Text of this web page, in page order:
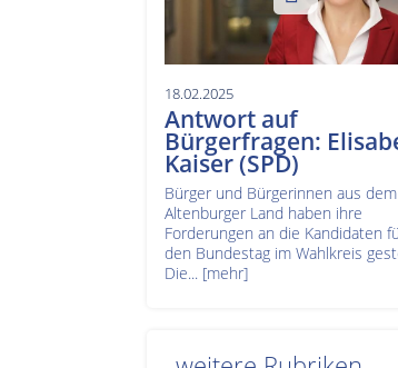
18.02.2025
Antwort auf
Bürgerfragen:
Kaiser (SPD)
Bürger und Bürgerinnen aus dem
Altenburger Land haben ihre
Forderungen an die Kandidaten
den Bundestag im Wahlkreis
Die... [mehr]